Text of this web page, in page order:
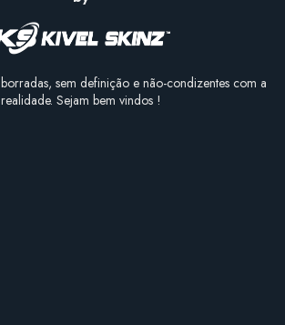
sem definição e não-condizentes com a
realidade. Sejam bem vindos !